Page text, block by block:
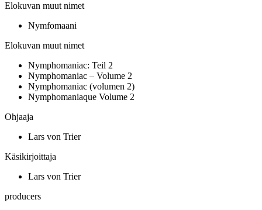
Elokuvan muut nimet
Nymfomaani
Elokuvan muut nimet
Nymphomaniac: Teil 2
Nymphomaniac – Volume 2
Nymphomaniac (volumen 2)
Nymphomaniaque Volume 2
Ohjaaja
Lars von Trier
Käsikirjoittaja
Lars von Trier
producers